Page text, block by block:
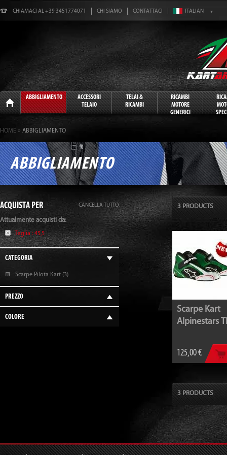
CHIAMACI AL +39 3451774071 CHI SIAMO CONTATTACI
Home
ABBIGLIAMENTO
ACCESSORI
TELAIO
TELAI &
RICAMBI
RICAMBI
MOTORE
GENERICI
HOME » ABBIGLIAMENTO
ABBIGLIAMENTO
3 PRODUCTS
Scarpe Kart
Alpinestars
125,00 €
3 PRODUCTS
ACQUISTA PER CANCELLA TUTTO
Attualmente acquisti da:
Taglia : 45,5
CATEGORIA
Scarpe Pilota Kart (3)
PREZZO
COLORE